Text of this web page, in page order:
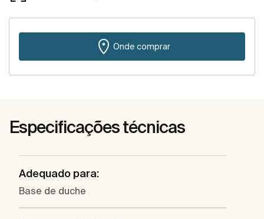
Onde comprar
Especificações técnicas
Adequado para:
Base de duche